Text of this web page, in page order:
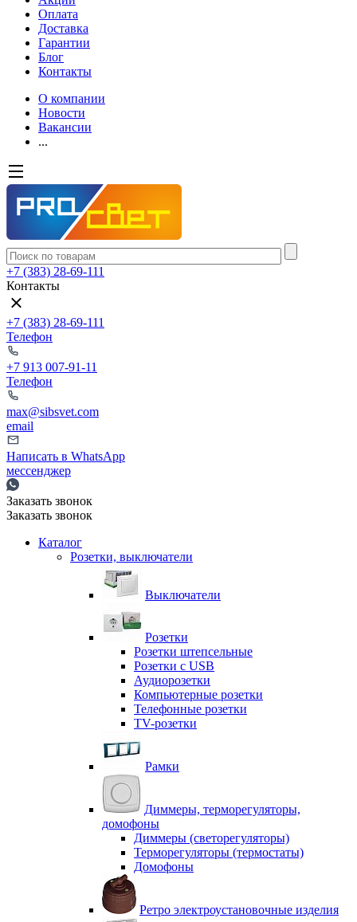
Оплата
Доставка
Гарантии
Блог
Контакты
О компании
Новости
Вакансии
...
+7 (383) 28-69-111
Контакты
+7 (383) 28-69-111
Телефон
+7 913 007-91-11
Телефон
max@sibsvet.com
email
Написать в WhatsApp
мессенджер
Заказать звонок
Заказать звонок
Каталог
Розетки, выключатели
Выключатели
Розетки
Розетки штепсельные
Розетки с USB
Аудиорозетки
Компьютерные розетки
Телефонные розетки
TV-розетки
Рамки
Диммеры, терморегуляторы,
домофоны
Диммеры (светорегуляторы)
Терморегуляторы (термостаты)
Домофоны
Ретро электроустановочные изделия